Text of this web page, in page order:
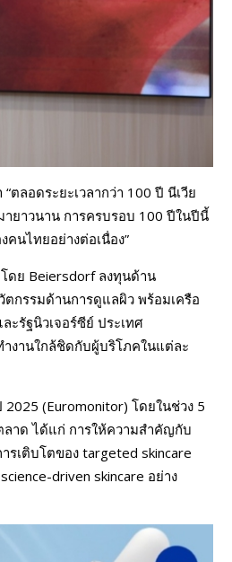
“ตลอดระยะเวลากว่า 100 ปี นีเวีย
ายาวนาน การครบรอบ 100 ปีในปีนี้
นไทยอย่างต่อเนื่อง”
โดย Beiersdorf ลงทุนด้าน
กรรมด้านการดูแลผิว พร้อมเครือ
ะรัฐนิวเจอร์ซีย์ ประเทศ
งานใกล้ชิดกับผู้บริโภคในแต่ละ
(Euromonitor) โดยในช่วง 5
าด ได้แก่ การให้ความสำคัญกับ
เติบโตของ targeted skincare
driven skincare อย่าง